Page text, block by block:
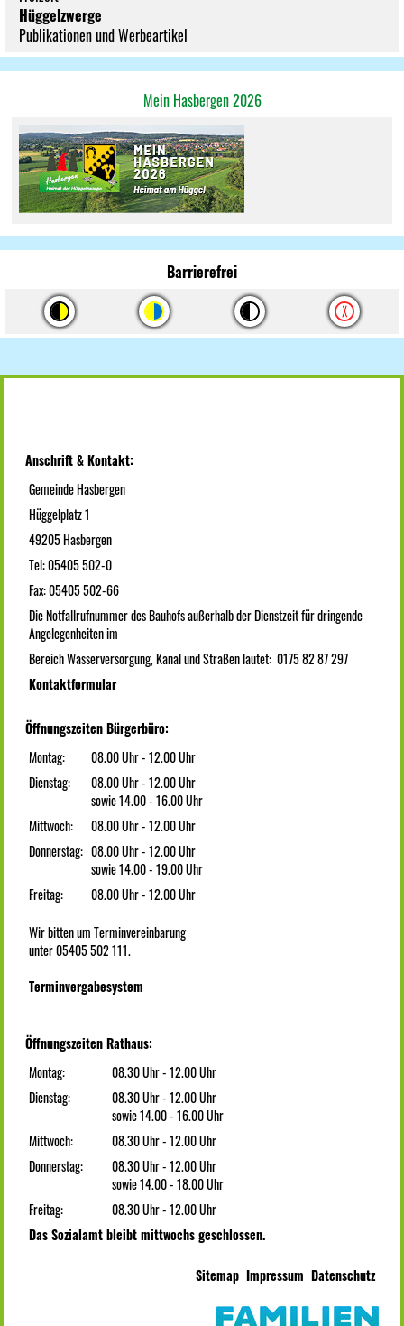
Hüggelzwerge
Publikationen und Werbeartikel
Mein Hasbergen 2026
Barrierefrei
Anschrift & Kontakt:
Gemeinde Hasbergen
Hüggelplatz 1
49205 Hasbergen
Tel: 05405 502-0
Fax: 05405 502-66
Die Notfallrufnummer des Bauhofs außerhalb der Dienstzeit für dringende
Angelegenheiten im
Bereich Wasserversorgung, Kanal und Straßen lautet: 0175 82 87 297
Kontaktformular
Öffnungszeiten Bürgerbüro:
Montag:
08.00 Uhr - 12.00 Uhr
Dienstag:
08.00 Uhr - 12.00 Uhr
sowie 14.00 - 16.00 Uhr
Mittwoch:
08.00 Uhr - 12.00 Uhr
Donnerstag: 08.00 Uhr - 12.00 Uhr
sowie 14.00 - 19.00 Uhr
Freitag:
08.00 Uhr - 12.00 Uhr
Wir bitten um Terminvereinbarung
unter 05405 502 111.
Terminvergabesystem
Öffnungszeiten Rathaus:
Montag:
08.30 Uhr - 12.00 Uhr
Dienstag:
08.30 Uhr - 12.00 Uhr
sowie 14.00 - 16.00 Uhr
Mittwoch:
08.30 Uhr - 12.00 Uhr
Donnerstag:
08.30 Uhr - 12.00 Uhr
sowie 14.00 - 18.00 Uhr
Freitag:
08.30 Uhr - 12.00 Uhr
Das Sozialamt bleibt mittwochs geschlossen.
Sitemap Impressum Datenschutz